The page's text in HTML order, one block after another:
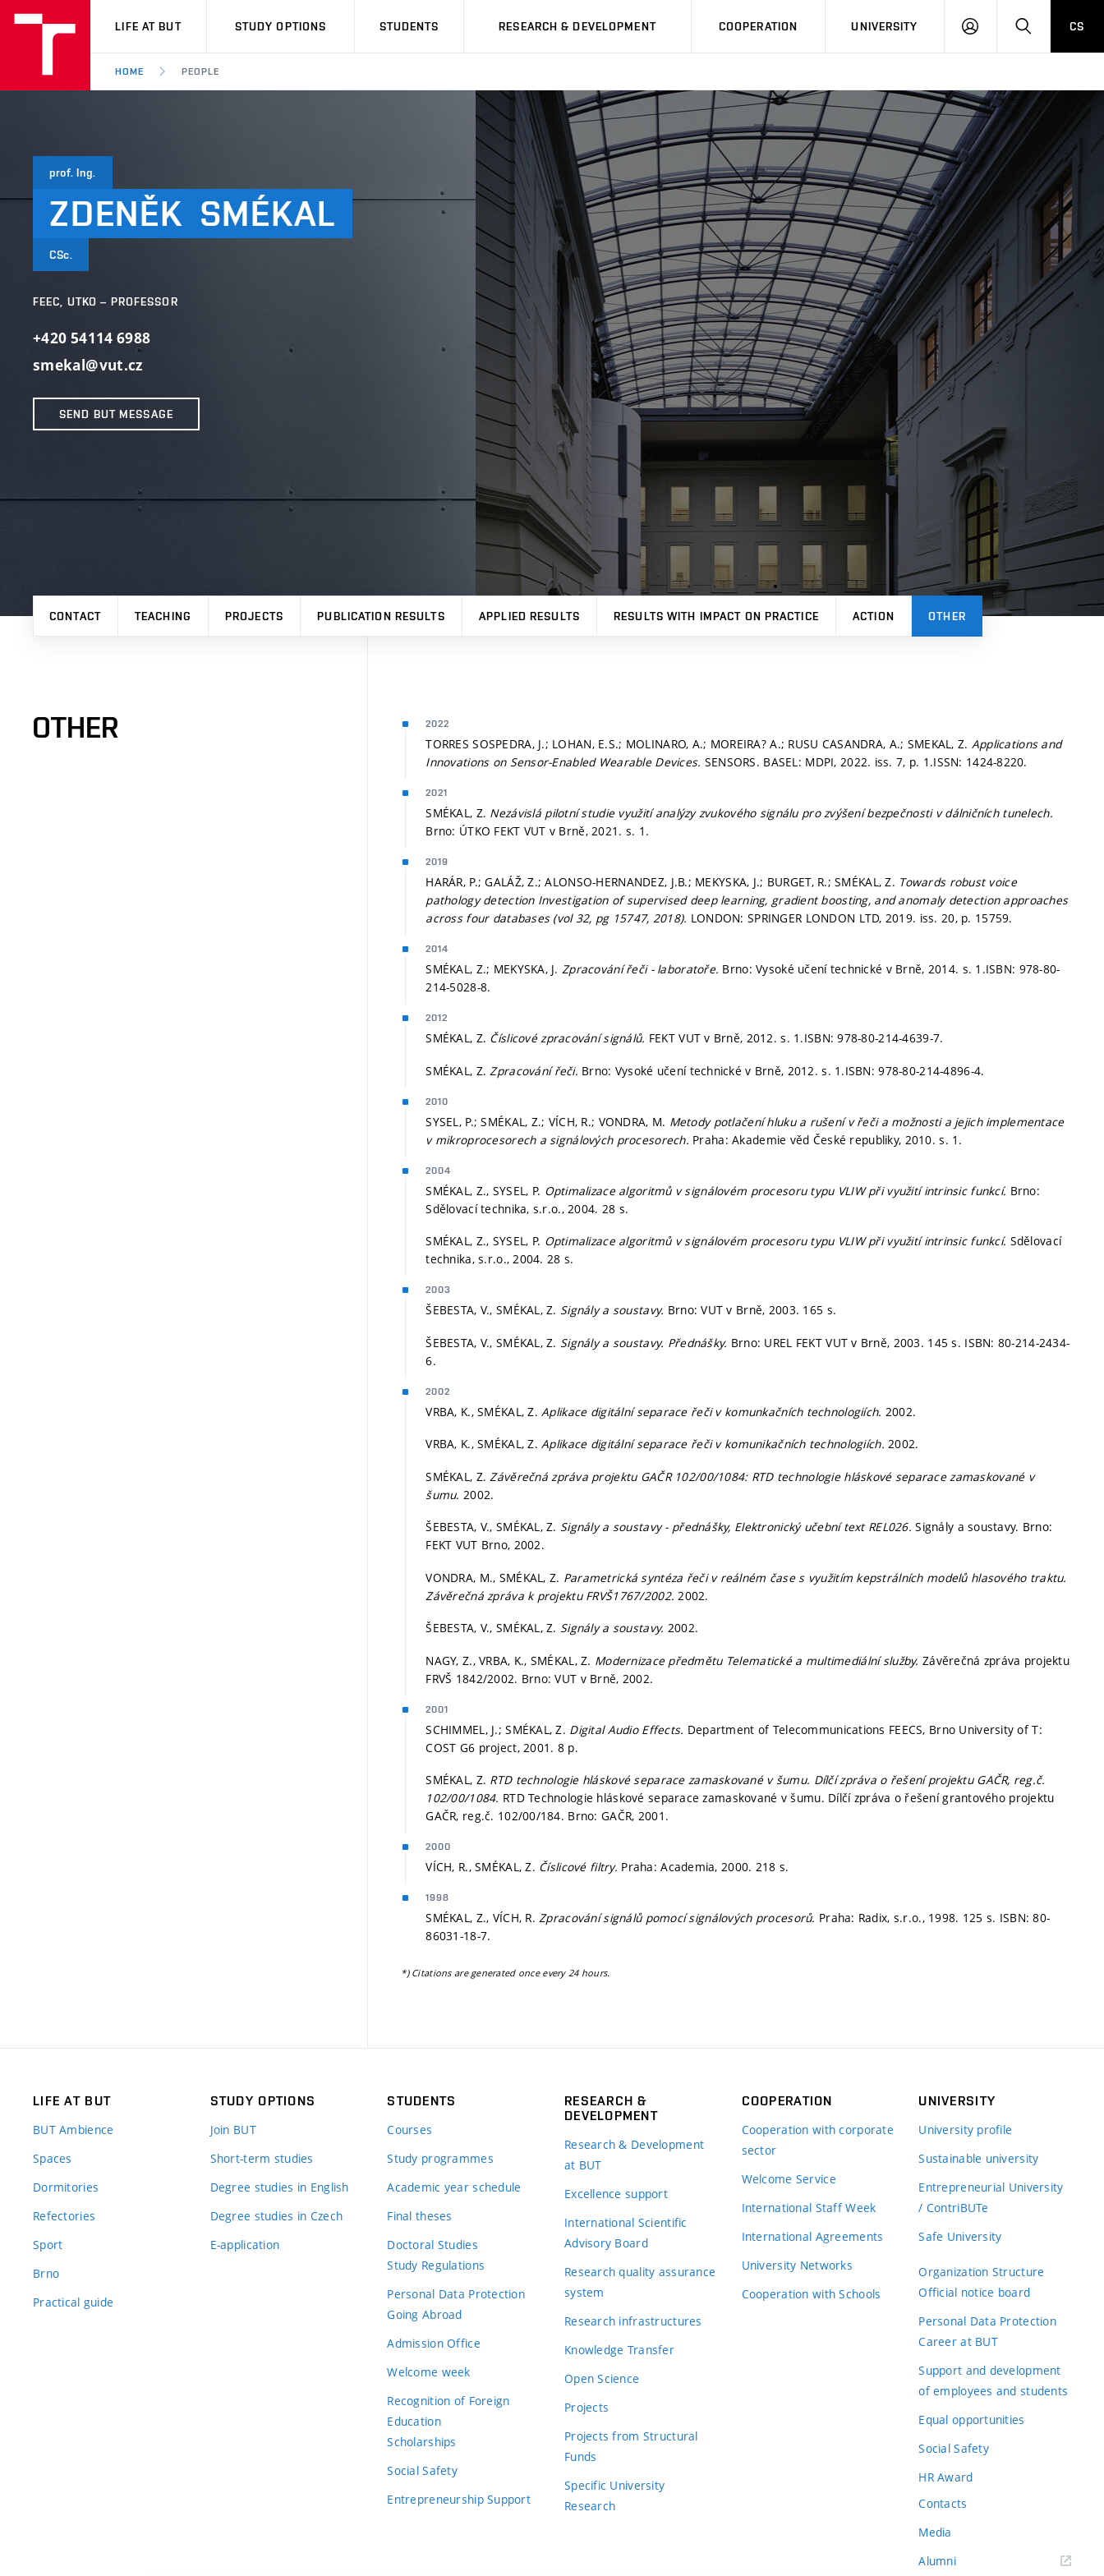
VUT
LIFE AT BUT STUDY OPTIONS STUDENTS RESEARCH & DEVELOPMENT COOPERATION UNIVERSITY
LOG
SEARCHCS
HOME PEOPLE
prof. Ing.
ZDENĚK SMÉKAL
CSc.
FEEC, UTKO – PROFESSOR
+420 54114 6988
smekal@vut.cz
SEND BUT MESSAGE
CONTACT TEACHING PROJECTS PUBLICATION RESULTS APPLIED RESULTS RESULTS WITH IMPACT ON PRACTICE ACTION OTHER
OTHER 2022
TORRES SOSPEDRA, J.; LOHAN, E.S.; MOLINARO, A.; MOREIRA? A.; RUSU CASANDRA, A.; SMEKAL, Z. Applications and
Innovations on Sensor-Enabled Wearable Devices. SENSORS. BASEL: MDPI, 2022. iss. 7, p. 1.ISSN: 1424-8220.
2021
SMÉKAL, Z. Nezávislá pilotní studie využití analýzy zvukového signálu pro zvýšení bezpečnosti v dálničních tunelech.
Brno: ÚTKO FEKT VUT v Brně, 2021. s. 1.
2019
HARÁR, P.; GALÁŽ, Z.; ALONSO-HERNANDEZ, J.B.; MEKYSKA, J.; BURGET, R.; SMÉKAL, Z. Towards robust voice
pathology detection Investigation of supervised deep learning, gradient boosting, and anomaly detection approaches
across four databases (vol 32, pg 15747, 2018). LONDON: SPRINGER LONDON LTD, 2019. iss. 20, p. 15759.
2014
SMÉKAL, Z.; MEKYSKA, J.Zpracování řeči - laboratoře. Brno: Vysoké učení technické v Brně, 2014. s. 1.ISBN: 978-80-
214-5028-8.
2012
SMÉKAL, Z. Číslicové zpracování signálů. FEKT VUT v Brně, 2012.s. 1.ISBN: 978-80-214-4639-7.
SMÉKAL, Z. Zpracování řeči. Brno: Vysoké učení technické v Brně, 2012.s. 1.ISBN: 978-80-214-4896-4.
2010
SYSEL, P.; SMÉKAL, Z.; VÍCH, R.; VONDRA, M. Metody potlačení hluku a rušení v řeči a možnosti a jejich implementace
v mikroprocesorech a signálových procesorech. Praha: Akademie věd České republiky, 2010.s. 1.
2004
SMÉKAL, Z., SYSEL, P. Optimalizace algoritmů v signálovém procesoru typu VLIW při využití intrinsic funkcí. Brno:
Sdělovací technika, s.r.o., 2004. 28 s.
SMÉKAL, Z., SYSEL, P. Optimalizace algoritmů v signálovém procesoru typu VLIW při využití intrinsic funkcí. Sdělovací
technika, s.r.o., 2004. 28 s.
2003
ŠEBESTA, V., SMÉKAL, Z. Signály a soustavy. Brno: VUT v Brně, 2003. 165 s.
ŠEBESTA, V., SMÉKAL, Z. Signály a soustavy. Přednášky. Brno: UREL FEKT VUT v Brně, 2003. 145 s. ISBN: 80-214-2434-
6.
2002
VRBA, K., SMÉKAL, Z.Aplikace digitální separace řeči v komunkačních technologiích. 2002.
VRBA, K., SMÉKAL, Z.Aplikace digitální separace řeči v komunikačních technologiích.2002.
SMÉKAL, Z. Závěrečná zpráva projektu GAČR 102/00/1084: RTD technologie hláskové separace zamaskované v
šumu. 2002.
ŠEBESTA, V., SMÉKAL, Z. Signály a soustavy - přednášky, Elektronický učební text REL026.Signály a soustavy. Brno:
FEKT VUT Brno, 2002.
VONDRA, M., SMÉKAL, Z. Parametrická syntéza řeči v reálném čase s využitím kepstrálních modelů hlasového traktu.
Závěrečná zpráva k projektu FRVŠ1767/2002. 2002.
ŠEBESTA, V., SMÉKAL, Z. Signály a soustavy. 2002.
NAGY, Z., VRBA, K., SMÉKAL, Z. Modernizace předmětu Telematické a multimediální služby. Závěrečná zpráva projektu
FRVŠ 1842/2002. Brno: VUT v Brně, 2002.
2001
SCHIMMEL, J.; SMÉKAL, Z. Digital Audio Effects. Department of Telecommunications FEECS, Brno University of T:
COST G6 project, 2001. 8 p.
SMÉKAL, Z. RTD technologie hláskové separace zamaskované v šumu. Dílčí zpráva o řešení projektu GAČR, reg.č.
102/00/1084. RTD Technologie hláskové separace zamaskované v šumu. Dílčí zpráva o řešení grantového projektu
GAČR, reg.č. 102/00/184. Brno: GAČR, 2001.
2000
VÍCH, R., SMÉKAL, Z. Číslicové filtry. Praha: Academia, 2000. 218 s.
1998
SMÉKAL, Z., VÍCH, R.Zpracování signálů pomocí signálových procesorů. Praha: Radix, s.r.o., 1998. 125 s. ISBN: 80-
86031-18-7.
*) Citations are generated once every 24 hours.
LIFE AT BUT
BUT Ambience
Spaces
Dormitories
Refectories
Sport
Brno
Practical guide
STUDY OPTIONS
Join BUT
Short-term studies
Degree studies in English
Degree studies in Czech
E-application
STUDENTS
Courses
Study programmes
Academic year schedule
Final theses
Doctoral Studies
Study Regulations
Personal Data Protection
Going Abroad
Admission Office
Welcome week
Recognition of Foreign
Education
Scholarships
Social Safety
Entrepreneurship Support
RESEARCH &
DEVELOPMENT
Research & Development
at BUT
Excellence support
International Scientific
Advisory Board
Research quality assurance
system
Research infrastructures
Knowledge Transfer
Open Science
Projects
Projects from Structural
Funds
Specific University
Research
COOPERATION
Cooperation with corporate
sector
Welcome Service
International Staff Week
International Agreements
University Networks
Cooperation with Schools
UNIVERSITY
University profile
Sustainable university
Entrepreneurial University
/ ContriBUTe
Safe University
Organization Structure
Official notice board
Personal Data Protection
Career at BUT
Support and development
of employees and students
Equal opportunities
Social Safety
HR Award
Contacts
Media
Alumni